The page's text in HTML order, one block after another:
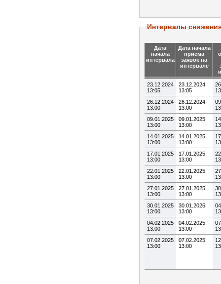
Интервалы
Дата
начала
интервала
Дата начала
приема
заявок на
интервале
23.12.2024
13:05
23.12.2024
13:05
26.12.2024
13:00
26.12.2024
13:00
09.01.2025
13:00
09.01.2025
13:00
14.01.2025
13:00
14.01.2025
13:00
17.01.2025
13:00
17.01.2025
13:00
22.01.2025
13:00
22.01.2025
13:00
27.01.2025
13:00
27.01.2025
13:00
30.01.2025
13:00
30.01.2025
13:00
04.02.2025
13:00
04.02.2025
13:00
07.02.2025
13:00
07.02.2025
13:00